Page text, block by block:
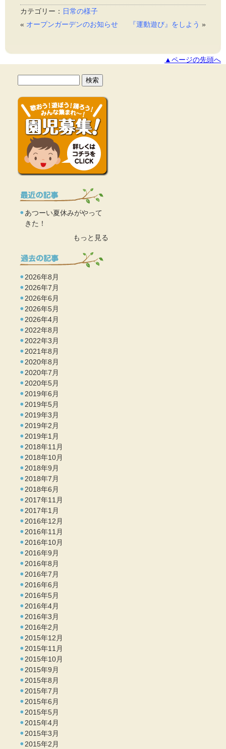
カテゴリー： 日常の様子
« オープンガーデンのお知らせ 『運動遊び』をしよう »
▲ページの先頭へ
あつーい夏休みがやって
きた！
もっと見る
2026年8月
2026年7月
2026年6月
2026年5月
2026年4月
2022年8月
2022年3月
2021年8月
2020年8月
2020年7月
2020年5月
2019年6月
2019年5月
2019年3月
2019年2月
2019年1月
2018年11月
2018年10月
2018年9月
2018年7月
2018年6月
2017年11月
2017年1月
2016年12月
2016年11月
2016年10月
2016年9月
2016年8月
2016年7月
2016年6月
2016年5月
2016年4月
2016年3月
2016年2月
2015年12月
2015年11月
2015年10月
2015年9月
2015年8月
2015年7月
2015年6月
2015年5月
2015年4月
2015年3月
2015年2月